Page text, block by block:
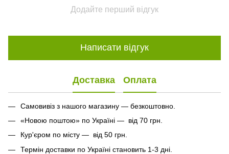
Додайте перший відгук
Написати відгук
Доставка Оплата
Самовивіз з нашого магазину — безкоштовно.
«Новою поштою» по Україні — від 70 грн.
Кур'єром по місту — від 50 грн.
Термін доставки по Україні становить 1-3 дні.